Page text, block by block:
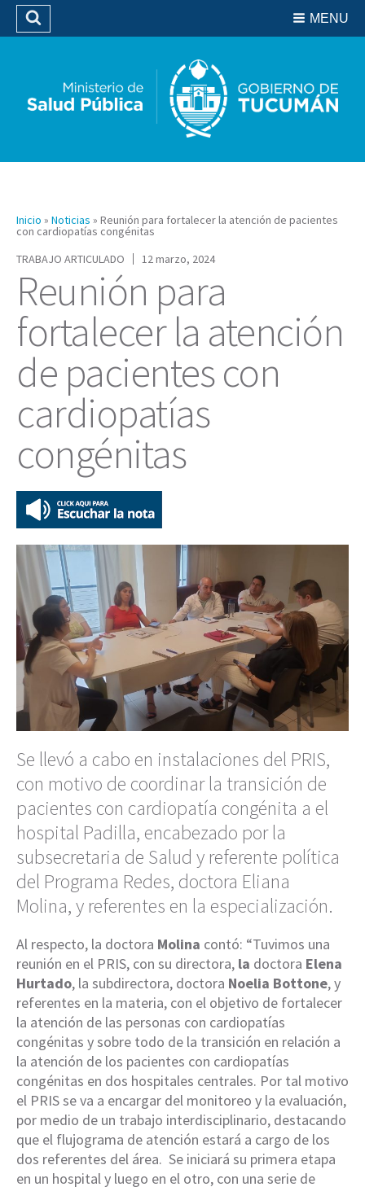
Biblioteca
MENU
Buscar
Inicio » Noticias » Reunión para fortalecer la atención de pacientes
con cardiopatías congénitas
TRABAJO ARTICULADO
12 marzo, 2024
Reunión para
fortalecer la atención
de pacientes con
cardiopatías
congénitas
Se llevó a cabo en instalaciones del PRIS,
con motivo de coordinar la transición de
pacientes con cardiopatía congénita a el
hospital Padilla, encabezado por la
subsecretaria de Salud y referente política
del Programa Redes, doctora Eliana
Molina, y referentes en la especialización.
Al respecto, la doctora Molina contó: “Tuvimos una
reunión en el PRIS, con su directora, la doctora Elena
Hurtado, la subdirectora, doctora Noelia Bottone, y
referentes en la materia, con el objetivo de fortalecer
la atención de las personas con cardiopatías
congénitas y sobre todo de la transición en relación a
la atención de los pacientes con cardiopatías
congénitas en dos hospitales centrales. Por tal motivo
el PRIS se va a encargar del monitoreo y la evaluación,
por medio de un trabajo interdisciplinario, destacando
que el flujograma de atención estará a cargo de los
dos referentes del área. Se iniciará su primera etapa
en un hospital y luego en el otro, con una serie de